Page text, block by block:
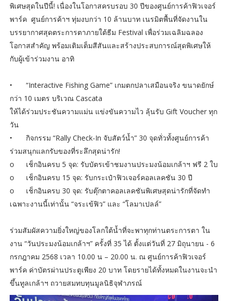
พิเศษสุดในปีนี้! เนื่องในโอกาสครบรอบ 30 ปีของศูนย์การค้าฟิวเจอร์
พาร์ค ศูนย์การค้าฯ ทุ่มงบกว่า 10 ล้านบาท เนรมิตพื้นที่จัดงานใน
บรรยากาศสุดตระการตาภายใต้ธีม Festival เพื่อร่วมเฉลิมฉลอง
โอกาสสำคัญ พร้อมเติมเต็มสีสันและสร้างประสบการณ์สุดพิเศษให้
กับผู้เข้าร่วมงาน อาทิ
•
“Interactive Fishing Game” เกมตกปลาเสมือนจริง ขนาดยักษ์
กว่า 10 เมตร บริเวณ Cascata
ให้ได้ร่วมประชันความแม่น แข่งขันความไว ลุ้นรับ Gift Voucher ทุก
วัน
•
กิจกรรม “Rally Check-In จับสัตว์น้ำ” 30 จุดทั่วทั้งศูนย์การค้า
ร่วมสนุกแลกรับของที่ระลึกสุดน่ารัก!
o
เช็กอินครบ 5 จุด: รับบัตรเข้าชมงานประมงน้อมเกล้าฯ ฟรี 2 ใบ
o
เช็กอินครบ 15 จุด: รับกระเป๋าฟิวเจอร์คอลเลคชัน 30 ปี
o
เช็กอินครบ 30 จุด: รับตุ๊กตาคอลเลคชันพิเศษสุดน่ารักที่จัดทำ
เฉพาะงานนี้เท่านั้น “จระเข้ฟิว” และ “โลมาเปลล์”
ร่วมสัมผัสความยิ่งใหญ่ของโลกใต้น้ำที่จะพาทุกท่านตระการตา ใน
งาน “วันประมงน้อมเกล้าฯ” ครั้งที่ 35 ได้ ตั้งแต่วันที่ 27 มิถุนายน - 6
กรกฎาคม 2568 เวลา 10.00 น – 20.00 น. ณ ศูนย์การค้าฟิวเจอร์
พาร์ค ค่าบัตรผ่านประตูเพียง 20 บาท โดยรายได้ทั้งหมดในงานจะนำ
ขึ้นทูลเกล้าฯ ถวายสมทบทุนมูลนิธิจุฬาภรณ์